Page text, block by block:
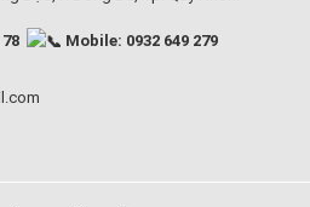
Mobile: 0932 649 279